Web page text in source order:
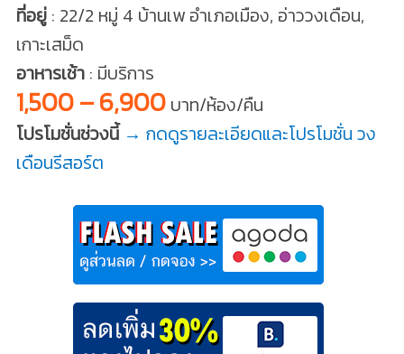
ที่อยู่: 22/2 หมู่ 4 บ้านเพ อำเภอเมือง, อ่าววงเดือน,
เกาะเสม็ด
อาหารเช้า: มีบริการ
1,500 – 6,900บาท/ห้อง/คืน
โปรโมชั่นช่วงนี้ → กดดูรายละเอียดและโปรโมชั่น วง
เดือนรีสอร์ต